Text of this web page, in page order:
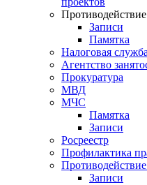
Записи
Памятка
Налоговая служба
Агентство
Прокуратура
МВД
МЧС
Памятка
Записи
Росреестр
Профилактика
Записи